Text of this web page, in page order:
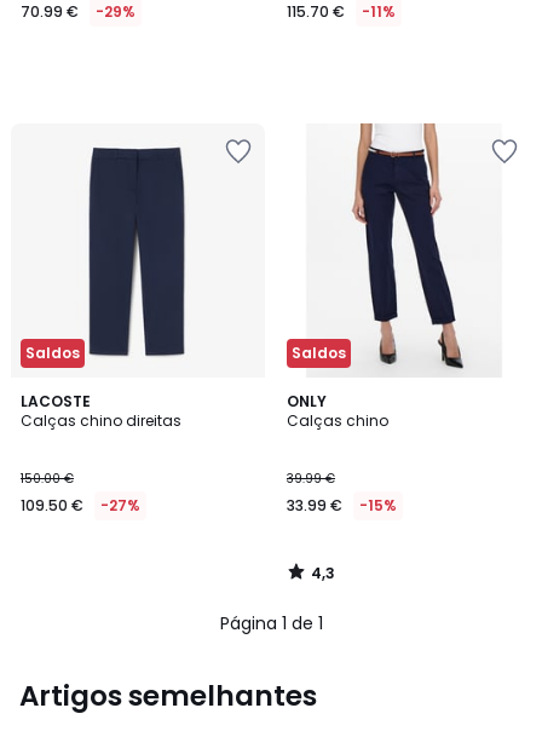
70.99 € -29% 115.70 € -11%
Saldos
LACOSTE
Calças chino direitas
150.00 €
109.50 € -27%
Saldos
ONLY
Calças chino
39.99 €
33.99 € -15%
4,3
/ 5
4,3
/
Página 1 de 1
Artigos semelhantes